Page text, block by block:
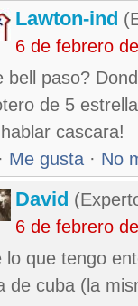
Lawton-ind
6 de febrero
bell paso?
de 5
cascara!
· Me gusta · No
David
6 de febrero
lo que tengo
de cuba (la